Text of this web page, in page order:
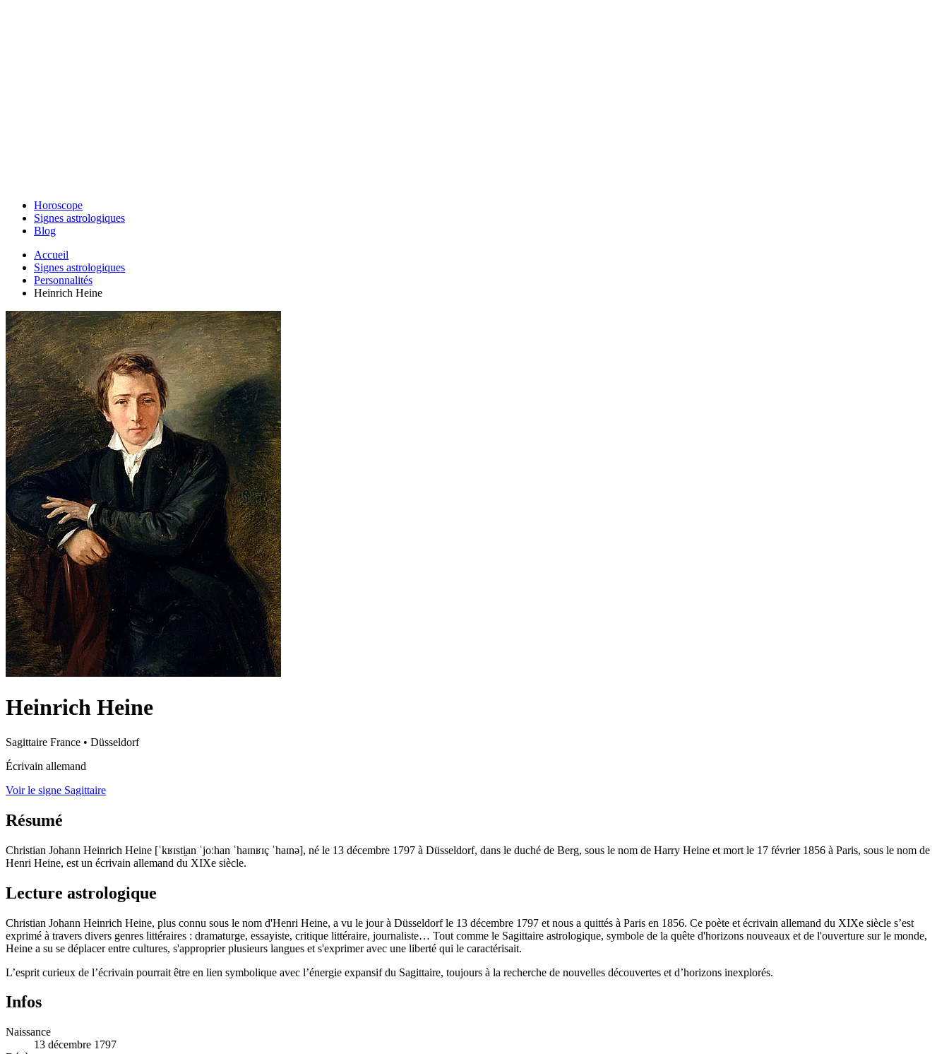
Horoscope
Signes astrologiques
Blog
Accueil
Signes astrologiques
Personnalités
Heinrich Heine
Heinrich Heine
Sagittaire France • Düsseldorf
Écrivain allemand
Voir le signe Sagittaire
Résumé
Christian Johann Heinrich Heine [ˈkʁɪsti̯an ˈjoːhan ˈhaɪnʁɪç ˈhaɪnə], né le 13 décembre 1797 à Düsseldorf, dans le duché de Berg, sous le nom de Harry Heine et mort le 17 février 1856 à Paris, sous le nom de
Henri Heine, est un écrivain allemand du XIXe siècle.
Lecture astrologique
Christian Johann Heinrich Heine, plus connu sous le nom d'Henri Heine, a vu le jour à Düsseldorf le 13 décembre 1797 et nous a quittés à Paris en 1856. Ce poète et écrivain allemand du XIXe siècle s’est
exprimé à travers divers genres littéraires : dramaturge, essayiste, critique littéraire, journaliste… Tout comme le Sagittaire astrologique, symbole de la quête d'horizons nouveaux et de l'ouverture sur le monde,
Heine a su se déplacer entre cultures, s'approprier plusieurs langues et s'exprimer avec une liberté qui le caractérisait.
L’esprit curieux de l’écrivain pourrait être en lien symbolique avec l’énergie expansif du Sagittaire, toujours à la recherche de nouvelles découvertes et d’horizons inexplorés.
Infos
Naissance
13 décembre 1797